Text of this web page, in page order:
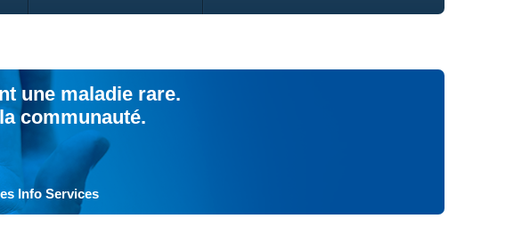
une maladie rare.
communauté.
Info Services